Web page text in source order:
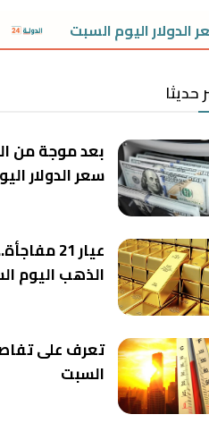
اليوم السبت عيار 21 مفاجأة.. استقرار سعر الذهب اليوم السبت
حديثا
بعد موجة من
سعر الدولار
عيار 21
الذهب اليوم
تعرف على
السبت